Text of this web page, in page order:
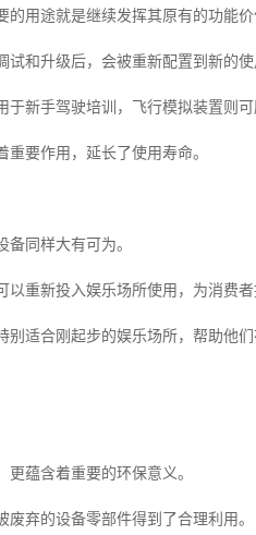
用途就是继续发挥其原有的功能价
和升级后，会被重新配置到新的使
于新手驾驶培训，飞行模拟装置则可
要作用，延长了使用寿命。
同样大有可为。
重新投入娱乐场所使用，为消费者
别适合刚起步的娱乐场所，帮助他
蕴含着重要的环保意义。
弃的设备零部件得到了合理利用。